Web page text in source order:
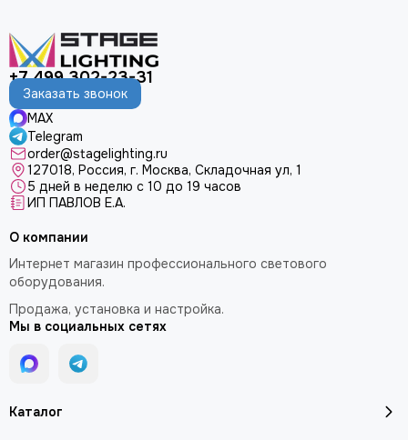
+7 499 302-23-31
Заказать звонок
MAX
Telegram
order@stagelighting.ru
127018, Россия, г. Москва, Складочная ул, 1
5 дней в неделю с 10 до 19 часов
ИП ПАВЛОВ Е.А.
Каталог
О компании
Интернет магазин профессионального светового
оборудования.
Продажа, установка и настройка.
Мы в социальных сетях